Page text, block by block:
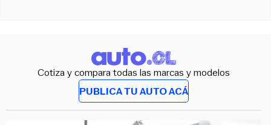
Cotiza y compara todas las marcas y modelos
PUBLICA TU AUTO ACÁ